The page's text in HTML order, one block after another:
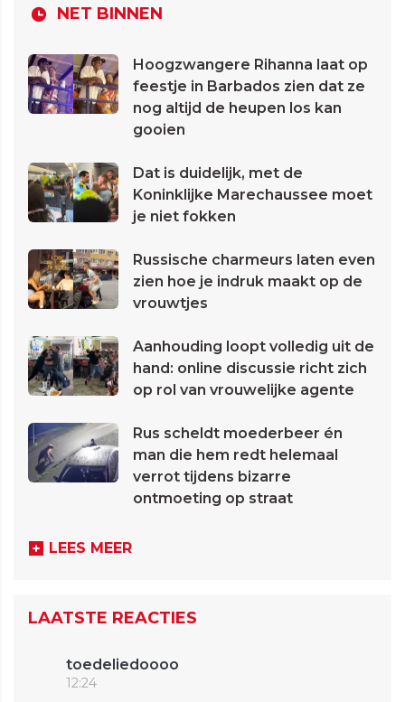
NET BINNEN
Hoogzwangere Rihanna laat op
feestje in Barbados zien dat ze
nog altijd de heupen los kan
gooien
Dat is duidelijk, met de
Koninklijke Marechaussee moet
je niet fokken
Russische charmeurs laten even
zien hoe je indruk maakt op de
vrouwtjes
Aanhouding loopt volledig uit de
hand: online discussie richt zich
op rol van vrouwelijke agente
Rus scheldt moederbeer én
man die hem redt helemaal
verrot tijdens bizarre
ontmoeting op straat
LEES MEER
LAATSTE REACTIES
toedeliedoooo
12:24